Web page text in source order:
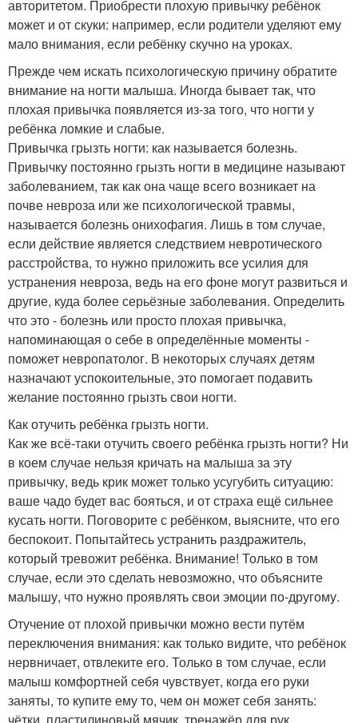
авторитетом. Приобрести плохую привычку ребёнок
может и от скуки: например, если родители уделяют ему
мало внимания, если ребёнку скучно на уроках.
Прежде чем искать психологическую причину обратите
внимание на ногти малыша. Иногда бывает так, что
плохая привычка появляется из-за того, что ногти у
ребёнка ломкие и слабые.
Привычка грызть ногти: как называется болезнь.
Привычку постоянно грызть ногти в медицине называют
заболеванием, так как она чаще всего возникает на
почве невроза или же психологической травмы,
называется болезнь онихофагия. Лишь в том случае,
если действие является следствием невротического
расстройства, то нужно приложить все усилия для
устранения невроза, ведь на его фоне могут развиться и
другие, куда более серьёзные заболевания. Определить
что это - болезнь или просто плохая привычка,
напоминающая о себе в определённые моменты -
поможет невропатолог. В некоторых случаях детям
назначают успокоительные, это помогает подавить
желание постоянно грызть свои ногти.
Как отучить ребёнка грызть ногти.
Как же всё-таки отучить своего ребёнка грызть ногти? Ни
в коем случае нельзя кричать на малыша за эту
привычку, ведь крик может только усугубить ситуацию:
ваше чадо будет вас бояться, и от страха ещё сильнее
кусать ногти. Поговорите с ребёнком, выясните, что его
беспокоит. Попытайтесь устранить раздражитель,
который тревожит ребёнка. Внимание! Только в том
случае, если это сделать невозможно, что объясните
малышу, что нужно проявлять свои эмоции по-другому.
Отучение от плохой привычки можно вести путём
переключения внимания: как только видите, что ребёнок
нервничает, отвлеките его. Только в том случае, если
малыш комфортней себя чувствует, когда его руки
заняты, то купите ему то, чем он может себя занять: